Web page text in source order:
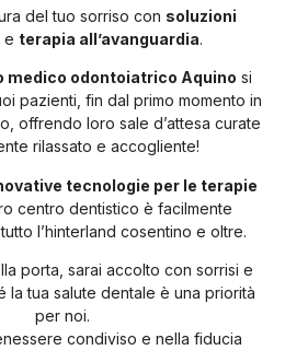
del tuo sorriso con soluzioni
e terapia all’avanguardia.
medico odontoiatrico Aquino si
pazienti, fin dal primo momento in
offrendo loro sale d’attesa curate
rilassato e accogliente!
tecnologie per le terapie
centro dentistico è facilmente
l’hinterland cosentino e oltre.
porta, sarai accolto con sorrisi e
la tua salute dentale è una priorità
per noi.
condiviso e nella fiducia